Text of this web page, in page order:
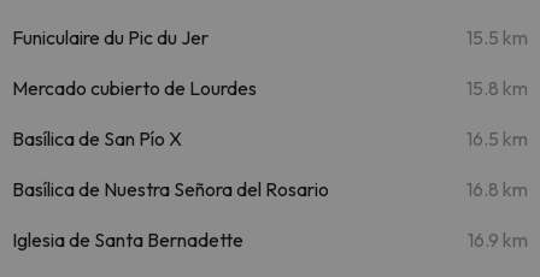
Funiculaire du Pic du Jer 15.5 km
Mercado cubierto de Lourdes 15.8 km
Basílica de San Pío X 16.5 km
Basílica de Nuestra Señora del Rosario 16.8 km
Iglesia de Santa Bernadette 16.9 km